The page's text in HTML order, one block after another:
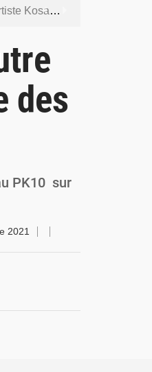
aux bonnes mœurs
nationale
aérienne
nationale
des
PK10 sur
2021